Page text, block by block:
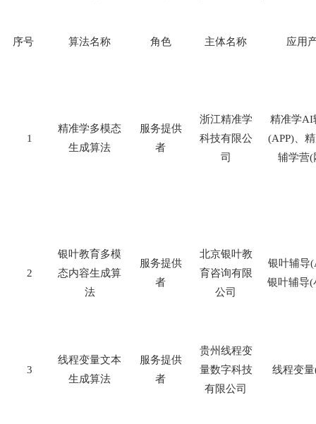
序号 算法名称 角色 主体名称 应用
1
精准学多模态
生成算法
服务提供
者
浙江精准学
科技有限公
司
精准学AI
(APP)、
辅学营(
2
银叶教育多模
态内容生成算
法
服务提供
者
北京银叶教
育咨询有限
公司
银叶辅导
银叶辅导(
3
线程变量文本
生成算法
服务提供
者
贵州线程变
量数字科技
有限公司
线程变量